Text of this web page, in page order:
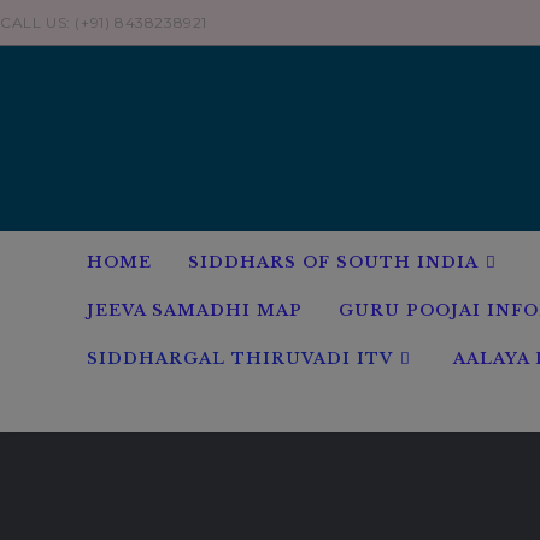
Skip
to
CALL US: (+91) 8438238921
HOME SIDDHARS OF SOUTH INDIA
JEEVA SAMADHI MAP GURU POOJAI
SIDDHARGAL THIRUVADI ITV AALAYA